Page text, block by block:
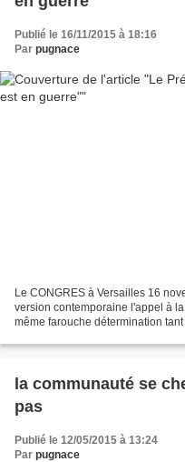
Publié le 16/11/2015 à 18:16
Par pugnace
Le CONGRES à Versailles 16
version contemporaine l'appel à
même farouche détermination
la communauté se
pas
Publié le 12/05/2015 à 13:24
Par pugnace